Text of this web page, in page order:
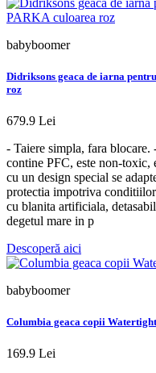
babyboomer
Didriksons geaca de iarna
roz
679.9 Lei
- Taiere simpla, fara
contine PFC, este non-toxic,
cu un design special se
protectia impotriva
cu blanita artificiala,
degetul mare in p
Descoperă aici
babyboomer
Columbia geaca copii
169.9 Lei